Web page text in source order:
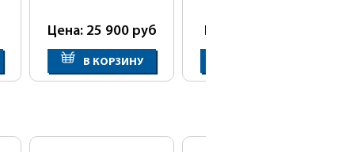
Цена: 25 900 руб
В КОРЗИНУ
Цена: 8 100